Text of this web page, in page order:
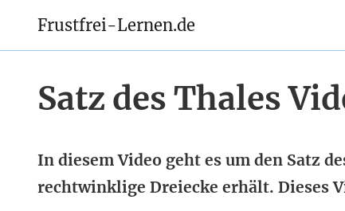
Frustfrei-Lernen.de
Satz des Thales
In diesem Video geht es um den Satz
rechtwinklige Dreiecke erhält. Dieses